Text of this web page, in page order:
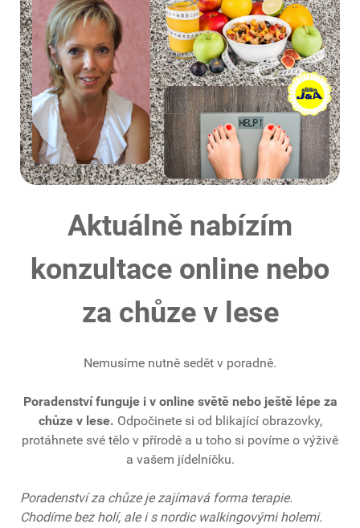
Aktuálně nabízím
konzultace online nebo
za chůze v lese
Nemusíme nutně sedět v poradně.
Poradenství funguje i v online světě nebo ještě lépe za
chůze v lese. Odpočinete si od blikající obrazovky,
protáhnete své tělo v přírodě a u toho si povíme o výživě
a vašem jídelníčku.
Poradenství za chůze je zajímavá forma terapie.
Chodíme bez holí, ale i s nordic walkingovými holemi.